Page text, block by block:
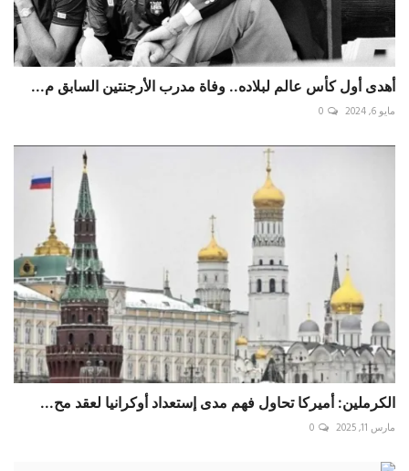
أهدى أول كأس عالم لبلاده.. وفاة مدرب الأرجنتين السابق م...
مايو 6, 2024 0
الكرملين: أميركا تحاول فهم مدى إستعداد أوكرانيا لعقد مح...
مارس 11, 2025 0